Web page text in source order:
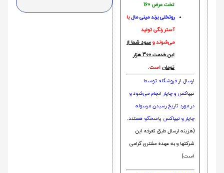
تخت عرض 160
روتختی‌ برند مینی مالبا
آستر رنگی تولید
می‌شوند و سود شما از
این خدمت 300 هزار
تومان است.
ارسال از فروشگاه توسط
تیپاکس و چاپار انجام می‌شود و
در مورد تاریخ رسیدن مرسوله
چاپار و تیپاکس پاسخگو هستند.
(هزینه ارسال طبق تعرفه این
شرکتها و به عهده مشتری گرامی
است)